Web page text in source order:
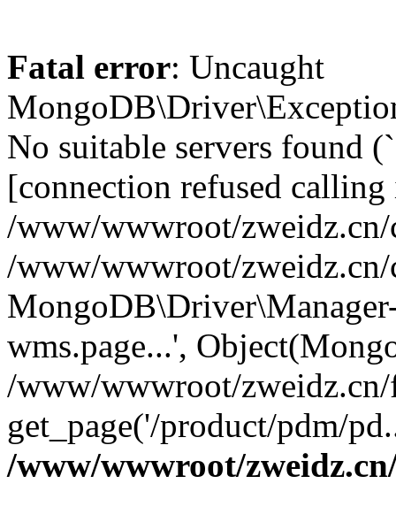
Fatal error: Uncaught
No suitable servers found
[connection refused
/www/wwwroot/zweidz.cn/
/www/wwwroot/
wms.page...',
/www/wwwroot/
get_page('/product/pdm/
/www/wwwroot/